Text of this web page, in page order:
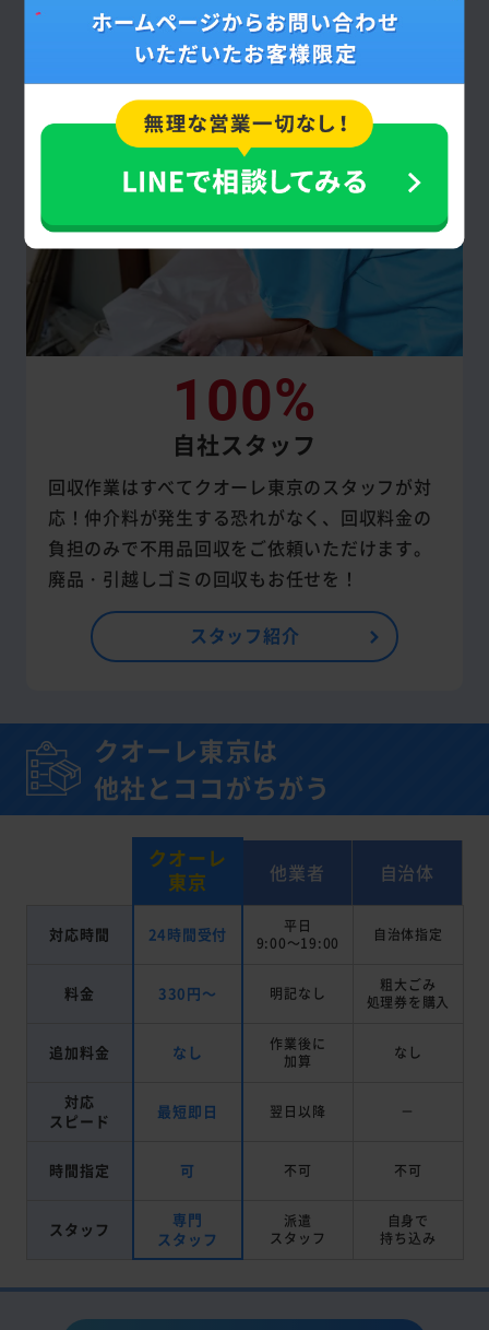
に追加で回収を依頼しない限り、原則として
提示した見積額通りです。
100%
自社スタッフ
回収作業はすべてクオーレ東京のスタッフが対
応！仲介料が発生する恐れがなく、回収料金の
負担のみで不用品回収をご依頼いただけます。
廃品・引越しゴミの回収もお任せを！
スタッフ紹介
クオーレ東京は
他社とココがちがう
クオーレ
東京
他業者 自治体
対応時間 24時間受付
平日
9:00～19:00
自治体指定
料金 330円～ 明記なし
粗大ごみ
処理券を 購入
追加料金 なし
作業後に
加算
なし
対応
スピード
最短即日 翌日以降 －
時間指定 可 不可 不可
スタッフ
専門
スタッフ
派遣
スタッフ
自身で
持ち込み